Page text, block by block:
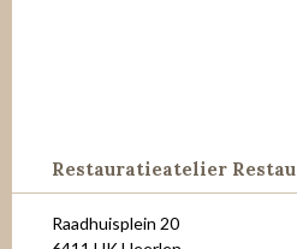
Restauratieatelier
Raadhuisplein 20